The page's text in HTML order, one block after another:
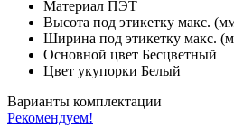
Материал ПЭТ
Высота под этикетку макс.
Ширина под этикетку макс.
Основной цвет Бесцветный
Цвет укупорки Белый
Варианты комплектации
Рекомендуем!